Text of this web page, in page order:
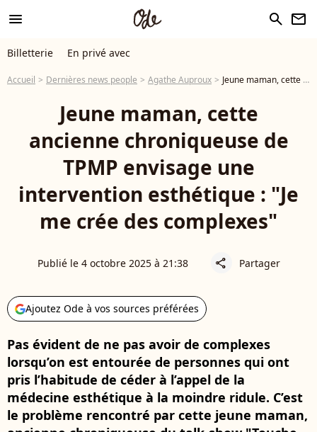
menu search newsletter
Billetterie En privé avec
Accueil Dernières news people Agathe Auproux Jeune maman, cette ancienne chroniqueuse de TPMP envisage une intervention esthétique : "Je me crée des complexes"
Jeune maman, cette
ancienne chroniqueuse de
TPMP envisage une
intervention esthétique : "Je
me crée des complexes"
Publié le 4 octobre 2025 à 21:38 share Partager
Ajoutez Ode à vos sources préférées
Pas évident de ne pas avoir de complexes
lorsqu’on est entourée de personnes qui ont
pris l’habitude de céder à l’appel de la
médecine esthétique à la moindre ridule. C’est
le problème rencontré par cette jeune maman,